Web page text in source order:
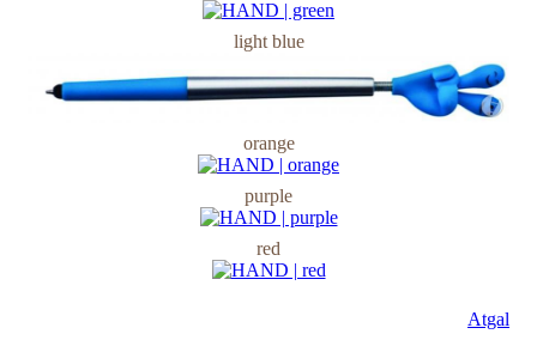
light blue
orange
purple
red
Atgal